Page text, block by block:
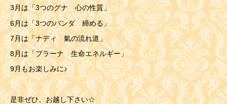
3月は「3つのグナ 心の性質」
6月は「3つのバンダ 締める」
7月は「ナディ 氣の流れ道」
8月は「プラーナ 生命エネルギー」
9月もお楽しみに♪
是非ぜひ、お越し下さい☆